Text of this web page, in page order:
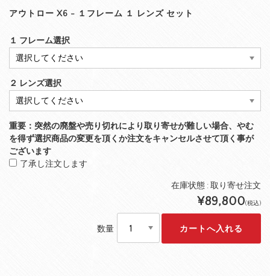
アウトロー X6 - １フレーム １ レンズ セット
１ フレーム選択
２ レンズ選択
重要：突然の廃盤や売り切れにより取り寄せが難しい場合、やむ
を得ず選択商品の変更を頂くか注文をキャンセルさせて頂く事が
ございます
了承し注文します
在庫状態 : 取り寄せ注文
¥89,800(税込)
数量